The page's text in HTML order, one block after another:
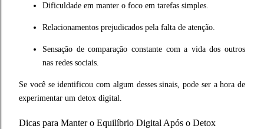
Dificuldade em manter o foco em tarefas simples.
Relacionamentos prejudicados pela falta de atenção.
Sensação de comparação constante com a vida dos outros
nas redes sociais.
Se você se identificou com algum desses sinais, pode ser a hora de
experimentar um detox digital.
Dicas para Manter o Equilíbrio Digital Após o Detox